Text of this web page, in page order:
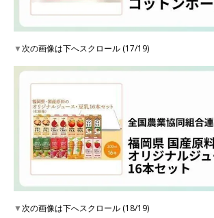
▼次の画像は下へスクロール (17/19)
▼次の画像は下へスクロール (18/19)